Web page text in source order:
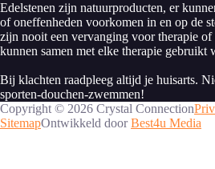
Edelstenen zijn natuurproducten, er
of oneffenheden voorkomen in en op de
zijn nooit een vervanging voor therapie
kunnen samen met elke therapie gebruikt
Bij klachten raadpleeg altijd je huisarts.
sporten-douchen-zwemmen!
Copyright © 2026 Crystal Connection
SitemapOntwikkeld doorBest4u Media